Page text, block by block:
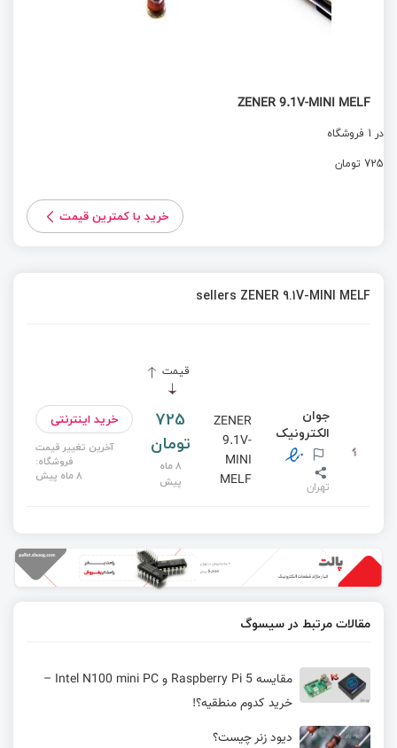
ZENER 9.1V-MINI MELF
در 1 فروشگاه
725 تومان
خرید با کمترین قیمت
sellers ZENER 9.1V-MINI MELF
قیمت
جوان
الکترونیک
تهران
ZENER
9.1V-
MINI
MELF
725
تومان
8 ماه
پیش
خرید اینترنتی
آخرین تغییر قیمت
فروشگاه:
8 ماه پیش
مقالات مرتبط در سیسوگ
مقایسه Raspberry Pi 5 و Intel N100 mini PC –
خرید کدوم منطقیه؟!
دیود زنر چیست؟